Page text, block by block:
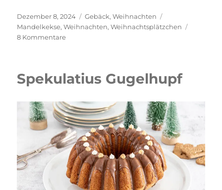
Veröffentlicht
am
Dezember 8, 2024 Kategorien
Gebäck,Weihnachten
Mandelkekse,Weihnachten,Weihnachtsplätzchen
8 Kommentarezu
Spekulatius Gugelhupf